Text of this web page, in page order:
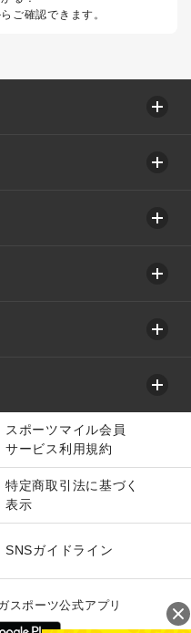
ご確認できます。
スポーツマイル会員
サービス利用規約
特定商取引法に基づく
表示
SNSガイドライン
スポーツ公式アプリ